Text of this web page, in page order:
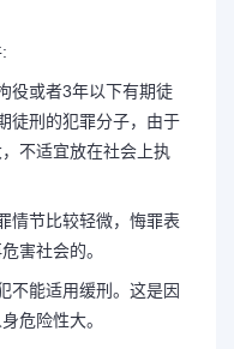
役或者3年以下有期徒
徒刑的犯罪分子，由于
不适宜放在社会上执
情节比较轻微，悔罪表
害社会的。
不能适用缓刑。这是因
危险性大。
（缓期执
问题一：缓刑
，是指对被
情况下，在一